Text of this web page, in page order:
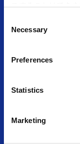
スすることはでき
Necessary
Preferences
Statistics
Marketing
TOP
お知らせ⼀覧
カプコンアーケー
クッキーポリシー